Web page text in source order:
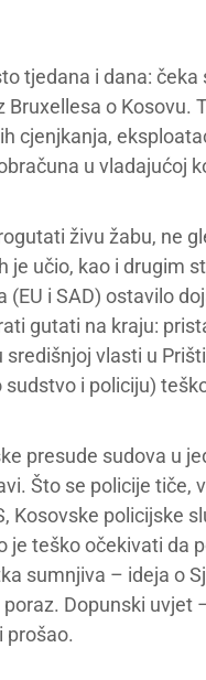
tjedana i dana:
o Kosovu.
cjenjkanja,
u vladajućoj
živu žabu, ne
je učio, kao i drugim
i SAD) ostavilo
gutati na kraju:
vlasti u
sudstvo i policiju)
presude sudova u
Što se policije tiče,
Kosovske policijske
teško očekivati da
sumnjiva – ideja o
Dopunski uvjet
prošao.